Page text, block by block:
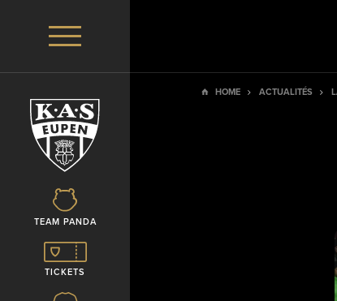
TEAM PANDA
TICKETS
HOME ACTUALITÉS